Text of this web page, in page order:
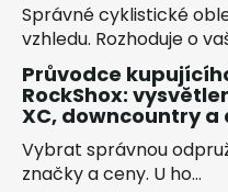
Správné cyklistické
vzhledu. Rozhoduje o
Průvodce
RockShox:
XC, downcountry
Vybrat správnou
značky a ceny. U ho...